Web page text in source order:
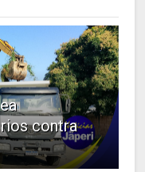
contra